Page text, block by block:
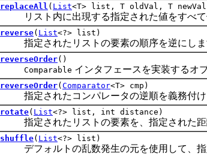
replaceAll ( List<T> list, T oldVal, T
リスト内に出現する指定された値をすべて
reverse( List<?> list)
指定されたリストの要素の順序を逆にしま
reverseOrder()
Comparable インタフェースを実装するオ
reverseOrder( Comparator<T> cmp)
指定されたコンパレータの逆順を義務付け
rotate( List<?> list, int distance)
指定されたリストの要素を、指定された距
shuffle( List<?> list)
デフォルトの乱数発生の元を使用して、指